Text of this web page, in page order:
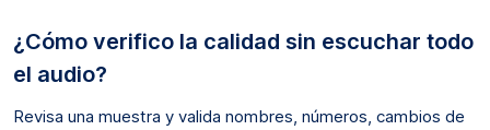
¿Cómo verifico la calidad sin escuchar todo
el audio?
Revisa una muestra y valida nombres, números, cambios de